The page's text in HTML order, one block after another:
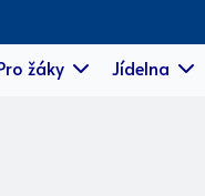
žáky Jídelna